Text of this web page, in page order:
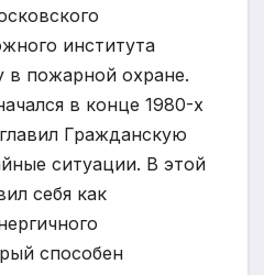
института
в пожарной охране.
в конце 1980-х
Гражданскую
ситуации. В этой
себя как
способен